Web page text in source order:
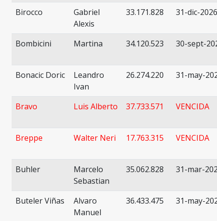
Birocco
Gabriel
Alexis
33.171.828 31-dic-2026
Bombicini Martina 34.120.523 30-sept-
Bonacic Doric
Leandro
Ivan
26.274.220 31-may-
Bravo Luis Alberto 37.733.571 VENCIDA
Breppe Walter Neri 17.763.315 VENCIDA
Buhler
Marcelo
Sebastian
35.062.828 31-mar-
Buteler Viñas
Alvaro
Manuel
36.433.475 31-may-